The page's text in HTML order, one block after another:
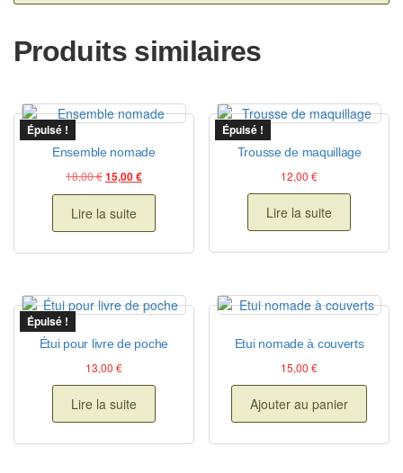
Produits similaires
Épuisé !
Ensemble nomade
18,00€Le prix initial était : 18,00 €.
15,00€Le prix actuel est : 15,00 €.
Lire la suite
Épuisé !
Trousse de maquillage
12,00€
Lire la suite
Épuisé !
Étui pour livre de poche
13,00 €
Lire la suite
Etui nomade à couverts
15,00€
Ajouter au panier